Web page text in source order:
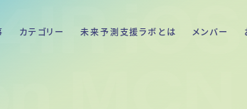
カテゴリー 未来予測支援ラボとは メンバー